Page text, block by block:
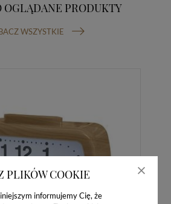
PLIKÓW COOKIE
informujemy Cię, że
OGLĄDANE PRODUKTY
WSZYSTKIE